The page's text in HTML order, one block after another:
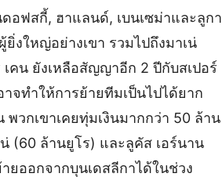
อฟสกี้, ฮาแลนด์, เบนเซม่าและลูกา
งใหญ่อย่างเขา รวมไปถึงมาเน่
คน ยังเหลือสัญญาอีก 2 ปีกับสเปอร์
จทำให้การย้ายทีมเป็นไปได้ยาก
วกเขาเคยทุ่มเงินมากกว่า 50 ล้าน
(60 ล้านยูโร) และลูคัส เอร์นาน
ยออกจากบุนเดสลีกาได้ในช่วง